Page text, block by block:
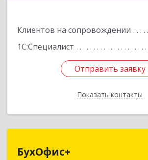
Клиентов на сопровождении
1С:Специалист
Отправить заявку
Показать контакты
Отправить заявку
Назад
БухОфис+